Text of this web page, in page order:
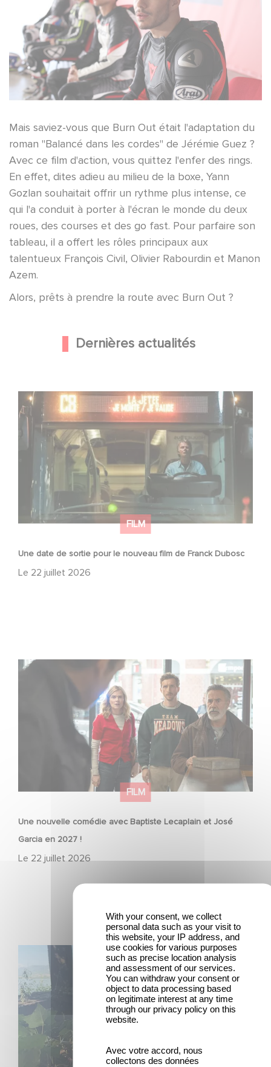
Mais saviez-vous que Burn Out était l'adaptation du
roman "Balancé dans les cordes" de Jérémie Guez ?
Avec ce film d'action, vous quittez l'enfer des rings.
En effet, dites adieu au milieu de la boxe, Yann
Gozlan souhaitait offrir un rythme plus intense, ce
qui l'a conduit à porter à l'écran le monde du deux
roues, des courses et des go fast. Pour parfaire son
tableau, il a offert les rôles principaux aux
talentueux François Civil, Olivier Rabourdin et Manon
Azem.
Alors, prêts à prendre la route avec Burn Out ?
Dernières actualités
FILM
Une date de sortie pour le nouveau film de Franck Dubosc
Le 22 juillet 2026
Une date de sortie pour le nouveau film de Franck
Dubosc
FILM
Une nouvelle comédie avec Baptiste Lecaplain et José
Garcia en 2027 !
Le 22 juillet 2026
Une nouvelle comédie avec Baptiste Lecaplain et José
Garcia en 2027 !
Le tournage de la mini-série Le Roman de Marceau Miller
a débuté
With your consent, we collect
personal data such as your visit to
this website, your IP address, and
use cookies for various purposes
such as precise location analysis
and assessment of our services.
You can withdraw your consent or
object to data processing based
on legitimate interest at any time
through our privacy policy on this
website.
Avec votre accord, nous
collectons des données